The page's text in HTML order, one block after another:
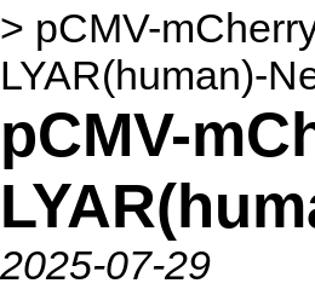
> pCMV-
LYAR(human)-
pCMV-
2025-07-29